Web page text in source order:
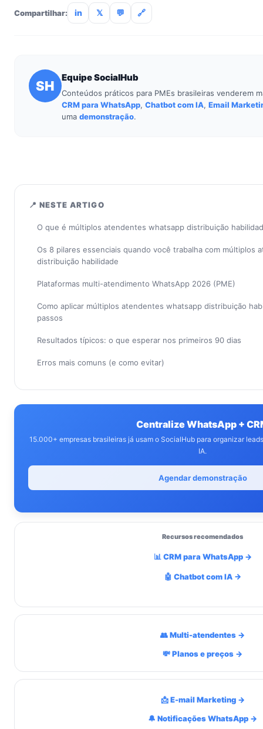
Compartilhar: in 𝕏 💬 🔗
SH
Equipe SocialHub
Conteúdos práticos para PMEs brasileiras venderem
CRM para WhatsApp, Chatbot com IA, Email
uma demonstração.
📍 NESTE ARTIGO
O que é múltiplos atendentes whatsapp distribuição
Os 8 pilares essenciais quando você trabalha com múltiplos
distribuição habilidade
Plataformas multi-atendimento WhatsApp 2026 (PME)
Como aplicar múltiplos atendentes whatsapp distribuição
passos
Resultados típicos: o que esperar nos primeiros 90 dias
Erros mais comuns (e como evitar)
Centralize WhatsApp +
15.000+ empresas brasileiras já usam o SocialHub para organizar
IA.
Agendar demonstração
Recursos recomendados
📊 CRM para WhatsApp →
🤖 Chatbot com IA →
👥 Multi-atendentes →
💸 Planos e preços →
📩 E-mail Marketing →
🔔 Notificações WhatsApp →